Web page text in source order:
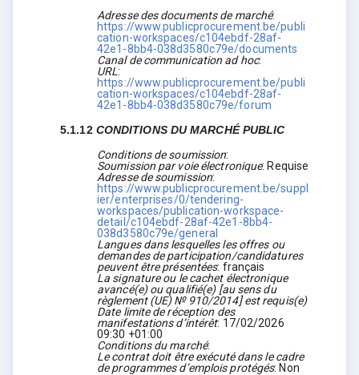
Adresse des documents de marché:
https://www.publicprocurement.be/publi
cation-workspaces/c104ebdf-28af-
42e1-8bb4-038d3580c79e/documents
Canal de communication ad hoc:
URL:
https://www.publicprocurement.be/publi
cation-workspaces/c104ebdf-28af-
42e1-8bb4-038d3580c79e/forum
5.1.12 CONDITIONS DU MARCHÉ PUBLIC
Conditions de soumission:
Soumission par voie électronique: Requise
Adresse de soumission:
https://www.publicprocurement.be/suppl
ier/enterprises/0/tendering-
workspaces/publication-workspace-
detail/c104ebdf-28af-42e1-8bb4-
038d3580c79e/general
Langues dans lesquelles les offres ou
demandes de participation/candidatures
peuvent être présentées: français
La signature ou le cachet électronique
avancé(e) ou qualifié(e) [au sens du
règlement (UE) № 910/2014] est requis(e)
Date limite de réception des
manifestations d’intérêt: 17/02/2026
09:30 +01:00
Conditions du marché:
Le contrat doit être exécuté dans le cadre
de programmes d’emplois protégés: Non